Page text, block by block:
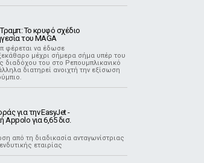
Το κρυφό σχέδιο
του MAGA
φέρεται να έδωσε
μέχρι σήμερα σήμα υπέρ του
διαδόχου του στο Ρεπουμπλικανικό
διατηρεί ανοιχτή την εξίσωση
για την EasyJet -
Appolo για 6,65 δισ.
από τη διαδικασία ανταγωνίστριας
εταιρίας